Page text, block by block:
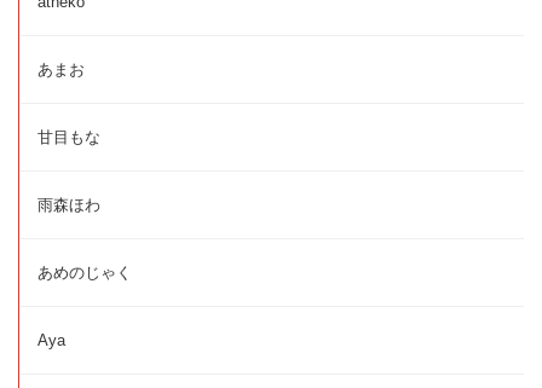
あまお
甘目もな
雨森ほわ
あめのじゃく
Aya